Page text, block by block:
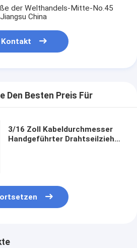
der Welthandels-Mitte-No.45
China
Kontakt
Den Besten Preis Für
3/16 Zoll Kabeldurchmesser
Handgeführter Drahtseilzieher